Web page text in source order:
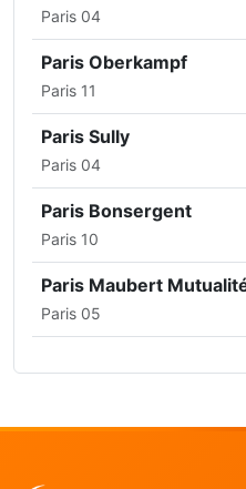
Paris 04
Paris Oberkampf
Paris 11
Paris Sully
Paris 04
Paris Bonsergent
Paris 10
Paris Maubert
Paris 05